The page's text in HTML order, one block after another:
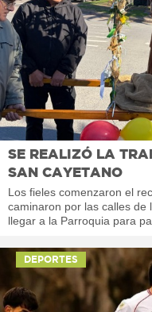
SE REALIZÓ LA
SAN CAYETANO
Los fieles comenzaron el
caminaron por las calles de
llegar a la Parroquia para
DEPORTES